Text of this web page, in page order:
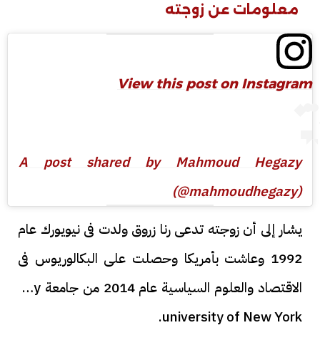
معلومات عن زوجته
View this post on Instagram
A post shared by Mahmoud Hegazy
(@mahmoudhegazy)
يشار إلى أن زوجته تدعى رنا زروق ولدت فى نيويورك عام
1992 وعاشت بأمريكا وحصلت على البكالوريوس فى
الاقتصاد والعلوم السياسية عام 2014 من جامعة ‏city
university of New York.